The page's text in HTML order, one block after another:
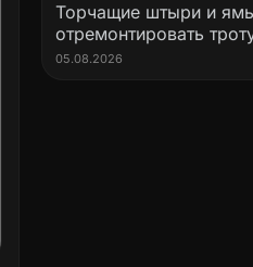
Торчащие штыри и
отремонтировать
05.08.2026